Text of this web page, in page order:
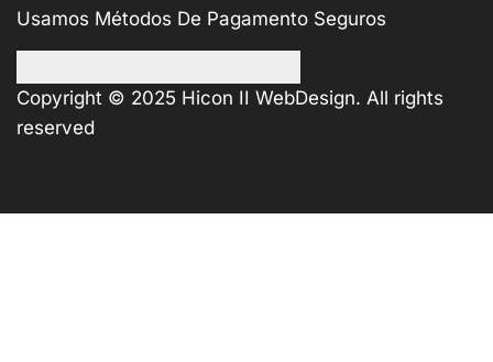
Usamos Métodos De Pagamento Seguros
Copyright © 2025 Hicon II WebDesign. All rights
reserved